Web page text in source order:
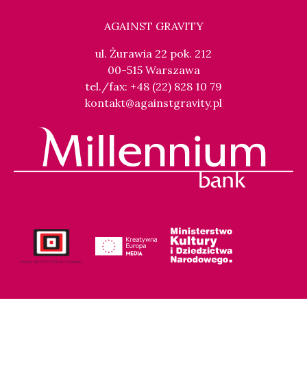
AGAINST GRAVITY
ul. Żurawia 22 pok. 212
00-515 Warszawa
tel./fax: +48 (22) 828 10 79
kontakt@againstgravity.pl